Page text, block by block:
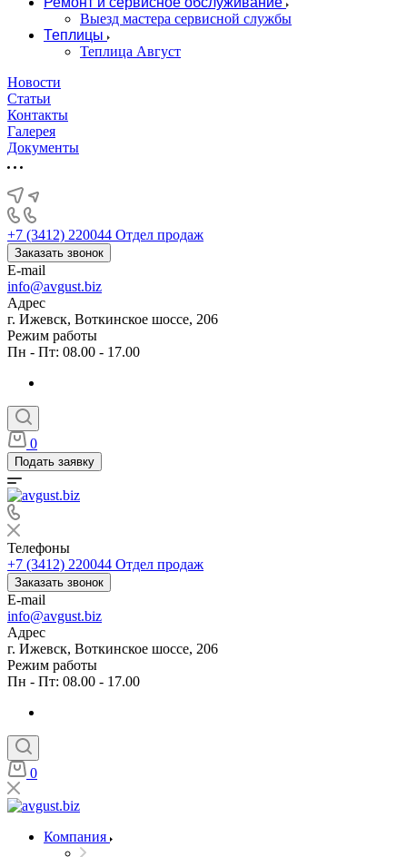
Выезд мастера сервисной службы
Теплицы
Теплица Август
Новости
Статьи
Контакты
Галерея
Документы
+7 (3412) 220044 Отдел продаж
Заказать звонок
E-mail
info@avgust.biz
Адрес
г. Ижевск, Воткинское шоссе, 206
Режим работы
Пн - Пт: 08.00 - 17.00
0
Подать заявку
Телефоны
+7 (3412) 220044 Отдел продаж
Заказать звонок
E-mail
info@avgust.biz
Адрес
г. Ижевск, Воткинское шоссе, 206
Режим работы
Пн - Пт: 08.00 - 17.00
0
Компания